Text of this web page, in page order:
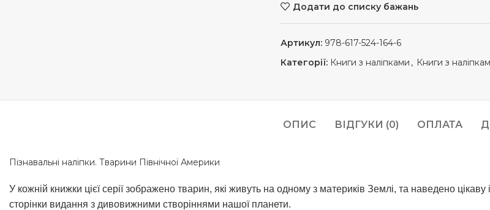
Додати до списку бажань
Артикул: 978-617-524-164-6
Категорії: Книги з наліпками , Книги з
ОПИС ВІДГУКИ (0) ОПЛАТА
Пізнавальні наліпки. Тварини Північної Америки
У кожній книжки цієї серії зображено тварин, які живуть на одному з материків Землі, та наведено
сторінки видання з дивовижними створіннями нашої планети.